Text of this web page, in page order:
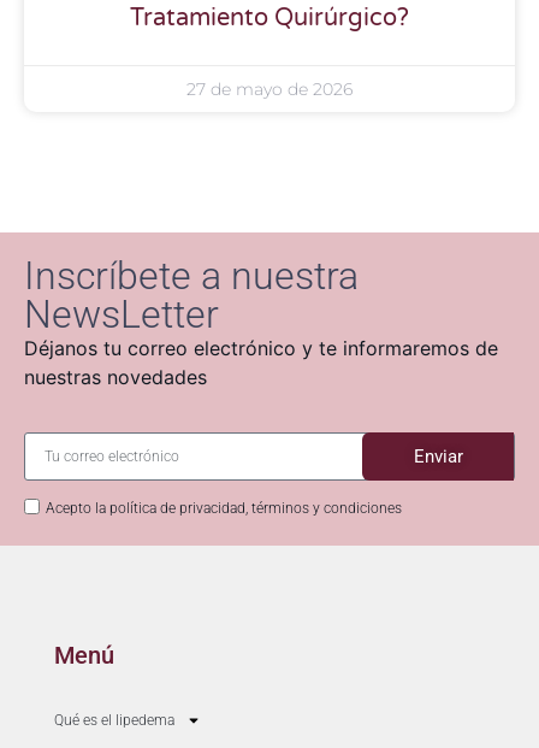
Tratamiento Quirúrgico?
27 de mayo de 2026
Inscríbete a nuestra
NewsLetter
Déjanos tu correo electrónico y te informaremos de
nuestras novedades
Acepto la política de privacidad, términos y condiciones
Enviar
Menú
Qué es el lipedema